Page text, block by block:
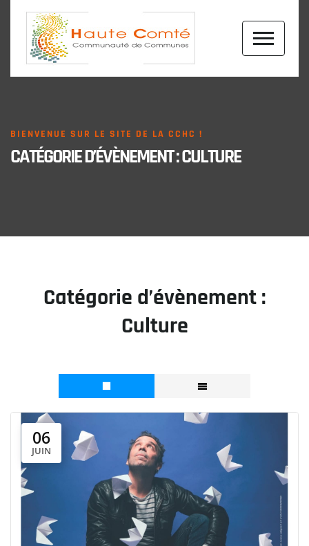
BIENVENUE SUR LE SITE DE LA CCHC !
CATÉGORIE D’ÉVÈNEMENT :CULTURE
Catégorie d’évènement :
Culture
06
JUIN